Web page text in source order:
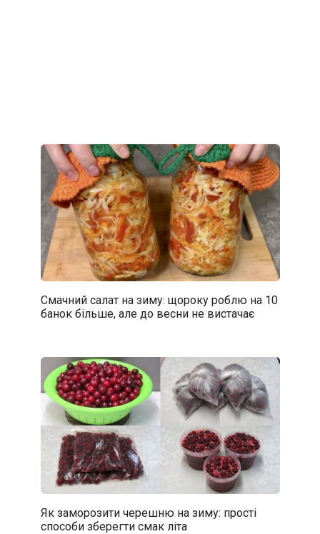
Смачний салат на зиму: щороку роблю на 10
банок більше, але до весни не вистачає
Як заморозити черешню на зиму: прості
способи зберегти смак літа